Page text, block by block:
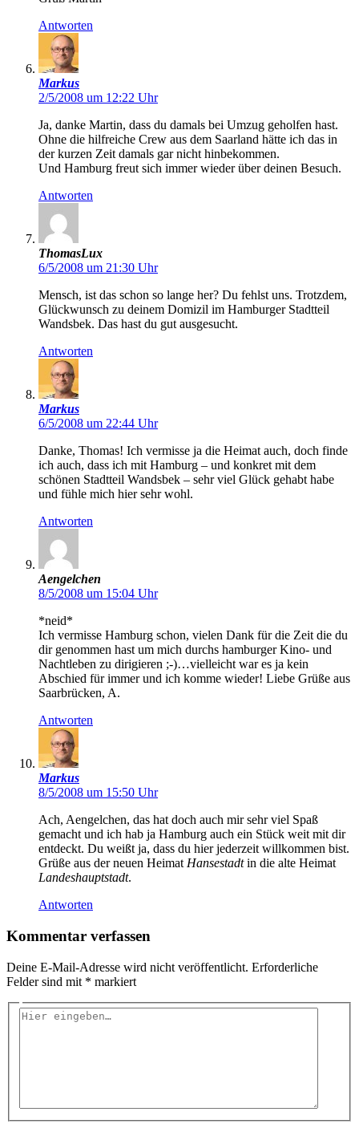
Antworten
Markus
2/5/2008 um 12:22 Uhr
Ja, danke Martin, dass du damals bei Umzug geholfen hast.
Ohne die hilfreiche Crew aus dem Saarland hätte ich das in
der kurzen Zeit damals gar nicht hinbekommen.
Und Hamburg freut sich immer wieder über deinen Besuch.
Antworten
ThomasLux
6/5/2008 um 21:30 Uhr
Mensch, ist das schon so lange her? Du fehlst uns. Trotzdem,
Glückwunsch zu deinem Domizil im Hamburger Stadtteil
Wandsbek. Das hast du gut ausgesucht.
Antworten
Markus
6/5/2008 um 22:44 Uhr
Danke, Thomas! Ich vermisse ja die Heimat auch, doch finde
ich auch, dass ich mit Hamburg – und konkret mit dem
schönen Stadtteil Wandsbek – sehr viel Glück gehabt habe
und fühle mich hier sehr wohl.
Antworten
Aengelchen
8/5/2008 um 15:04 Uhr
*neid*
Ich vermisse Hamburg schon, vielen Dank für die Zeit die du
dir genommen hast um mich durchs hamburger Kino- und
Nachtleben zu dirigieren ;-)…vielleicht war es ja kein
Abschied für immer und ich komme wieder! Liebe Grüße aus
Saarbrücken, A.
Antworten
Markus
8/5/2008 um 15:50 Uhr
Ach, Aengelchen, das hat doch auch mir sehr viel Spaß
gemacht und ich hab ja Hamburg auch ein Stück weit mit dir
entdeckt. Du weißt ja, dass du hier jederzeit willkommen bist.
Grüße aus der neuen Heimat Hansestadtin die alte Heimat
Landeshauptstadt.
Antworten
Kommentar verfassen
Deine E-Mail-Adresse wird nicht veröffentlicht. Erforderliche
Felder sind mit * markiert
Hier